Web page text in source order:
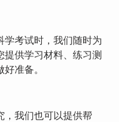
学考试时，我们随时为
供学习材料、练习测
准备。
，我们也可以提供帮